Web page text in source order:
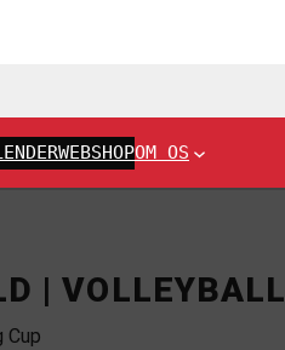
WEBSHOPOM OS
| VOLLEYBALL
Cup